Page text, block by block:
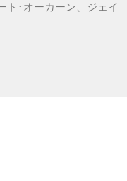
ト･オーカーン、ジェイ